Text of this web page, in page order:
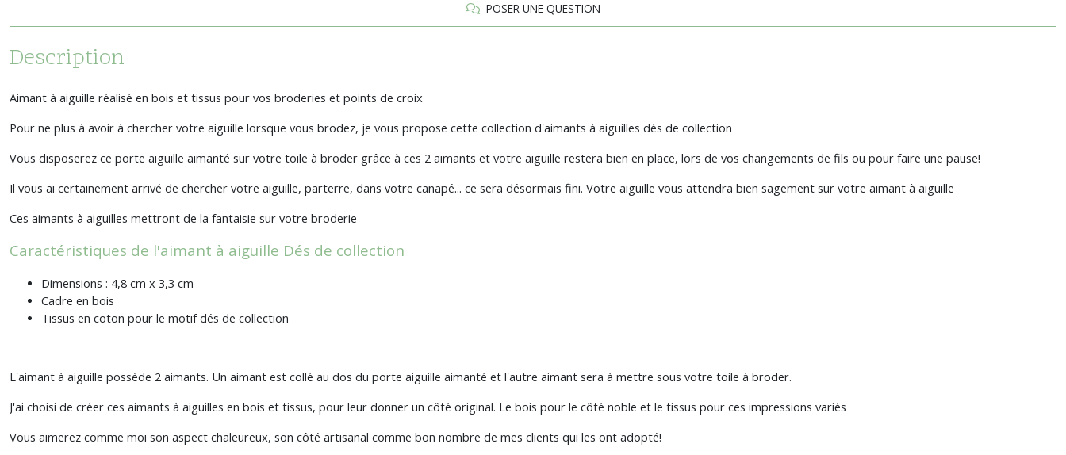
POSER UNE QUESTION
Description
Aimant à aiguille réalisé en bois et tissus pour vos broderies et points de croix
Pour ne plus à avoir à chercher votre aiguille lorsque vous brodez, je vous propose cette collection d'aimants à aiguilles dés de collection
Vous disposerez ce porte aiguille aimanté sur votre toile à broder grâce à ces 2 aimants et votre aiguille restera bien en place, lors de vos changements de fils ou pour faire une pause!
Il vous ai certainement arrivé de chercher votre aiguille, parterre, dans votre canapé... ce sera désormais fini. Votre aiguille vous attendra bien sagement sur votre aimant à aiguille
Ces aimants à aiguilles mettront de la fantaisie sur votre broderie
Caractéristiques de l'aimant à aiguille Dés de collection
Dimensions : 4,8 cm x 3,3 cm
Cadre en bois
Tissus en coton pour le motif dés de collection
L'aimant à aiguille possède 2 aimants. Un aimant est collé au dos du porte aiguille aimanté et l'autre aimant sera à mettre sous votre toile à broder.
J'ai choisi de créer ces aimants à aiguilles en bois et tissus, pour leur donner un côté original. Le bois pour le côté noble et le tissus pour ces impressions variés
Vous aimerez comme moi son aspect chaleureux, son côté artisanal comme bon nombre de mes clients qui les ont adopté!